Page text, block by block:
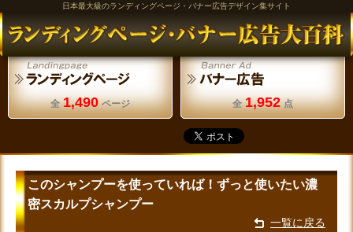
日本最大級のランディングページ・バナー広告デザイン集サイト
全 1,490 ページ 全 1,952 点
このシャンプーを使っていれば！ずっと使いたい濃
密スカルプシャンプー
一覧に戻る